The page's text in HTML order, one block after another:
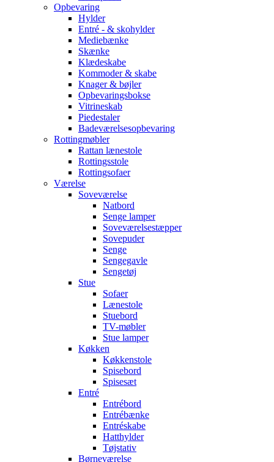
Opbevaring
Hylder
Entré - & skohylder
Mediebænke
Skænke
Klædeskabe
Kommoder & skabe
Knager & bøjler
Opbevaringsbokse
Vitrineskab
Piedestaler
Badeværelsesopbevaring
Rottingmøbler
Rattan lænestole
Rottingsstole
Rottingsofaer
Værelse
Soveværelse
Natbord
Senge lamper
Soveværelsestæpper
Sovepuder
Senge
Sengegavle
Sengetøj
Stue
Sofaer
Lænestole
Stuebord
TV-møbler
Stue lamper
Køkken
Køkkenstole
Spisebord
Spisesæt
Entré
Entrébord
Entrébænke
Entréskabe
Hatthylder
Tøjstativ
Børneværelse